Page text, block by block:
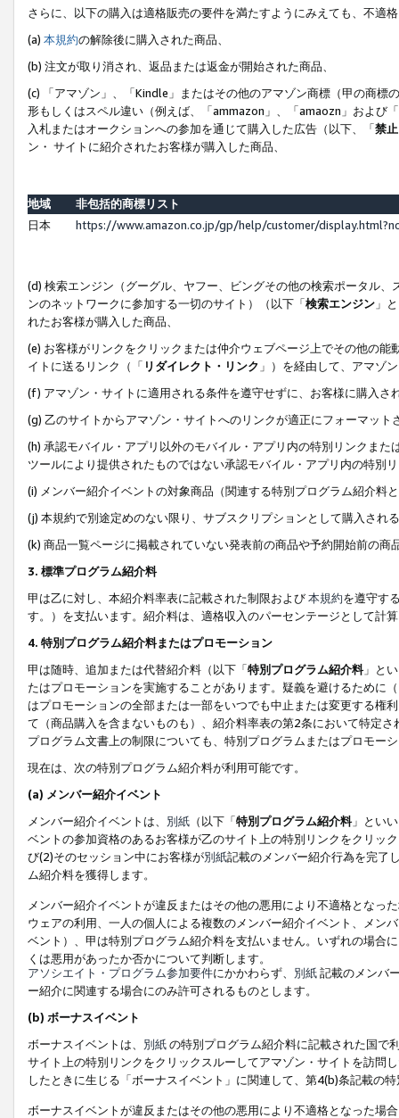
さらに、以下の購入は適格販売の要件を満たすようにみえても、不適
(a) 本規約の解除後に購入された商品、
(b) 注文が取り消され、返品または返金が開始された商品、
(c) 「アマゾン」、「Kindle」またはその他のアマゾン商標（甲の商
形もしくはスペル違い（例えば、「ammazon」、「amaozn」および
入札またはオークションへの参加を通じて購入した広告（以下、「禁
ン・ サイトに紹介されたお客様が購入した商品、
地域
非包括的商標リスト
日本
https://www.amazon.co.jp/gp/help/customer/
(d) 検索エンジン（グーグル、ヤフー、ビングその他の検索ポータル
ンのネットワークに参加する一切のサイト）（以下「検索エンジン 」
れたお客様が購入した商品、
(e) お客様がリンクをクリックまたは仲介ウェブページ上でその他の
イトに送るリンク（「 リダイレクト・リンク 」）を経由して、アマゾ
(f) アマゾン・サイトに適用される条件を遵守せずに、お客様に購入さ
(g) 乙のサイトからアマゾン・サイトへのリンクが適正にフォーマッ
(h) 承認モバイル・アプリ以外のモバイル・アプリ内の特別リンクま
ツールにより提供されたものではない承認モバイル・アプリ内の特別
(i) メンバー紹介イベントの対象商品（関連する特別プログラム紹介料
(j) 本規約で別途定めのない限り、サブスクリプションとして購入され
(k) 商品一覧ページに掲載されていない発表前の商品や予約開始前の商
3. 標準プログラム紹介料
甲は乙に対し、本紹介料率表に記載された制限および本規約を遵守す
す。）を支払います。紹介料は、適格収入のパーセンテージとして計
4. 特別プログラム紹介料またはプロモーション
甲は随時、追加または代替紹介料（以下「特別プログラム紹介料」と
たはプロモーションを実施することがあります。疑義を避けるために
はプロモーションの全部または一部をいつでも中止または変更する権
て（商品購入を含まないものも）、紹介料率表の第2条において特定
プログラム文書上の制限についても、特別プログラムまたはプロモー
現在は、次の特別プログラム紹介料が利用可能です。
(a) メンバー紹介イベント
メンバー紹介イベントは、 別紙 （以下「特別プログラム紹介料」とい
ベントの参加資格のあるお客様が乙のサイト上の特別リンクをクリッ
び(2)そのセッション中にお客様が別紙記載のメンバー紹介行為を完了
ム紹介料を獲得します。
メンバー紹介イベントが違反またはその他の悪用により不適格となっ
ウェアの利用、一人の個人による複数のメンバー紹介イベント、メン
ベント）、甲は特別プログラム紹介料を支払いません。いずれの場合
くは悪用があったか否かについて判断します。
アソシエイト・プログラム参加要件にかかわらず、 別紙記載のメンバ
ー紹介に関連する場合にのみ許可されるものとします。
(b) ボーナスイベント
ボーナスイベントは、 別紙の特別プログラム紹介料に記載された国で
サイト上の特別リンクをクリックスルーしてアマゾン・サイトを訪問
したときに生じる「ボーナスイベント」に関連して、第4(b)条記載の
ボーナスイベントが違反またはその他の悪用により不適格となった場